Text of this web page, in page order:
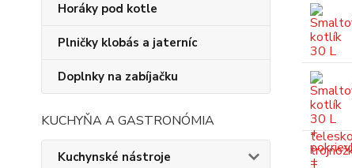
Horáky pod kotle
Plničky klobás a jaterníc
Doplnky na zabíjačku
KUCHYŇA A GASTRONÓMIA
Kuchynské nástroje